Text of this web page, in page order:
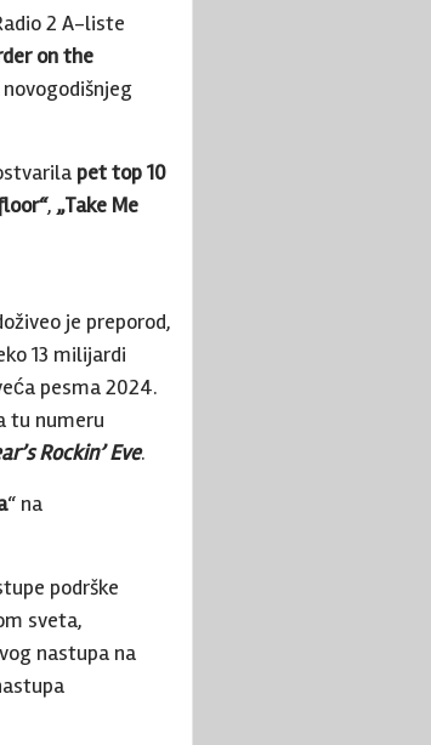
2 A-liste
on the
novogodišnjeg
pet top 10
, „Take Me
je preporod,
13 milijardi
pesma 2024.
tu numeru
Rockin’ Eve.
“ na
podrške
sveta,
nastupa na